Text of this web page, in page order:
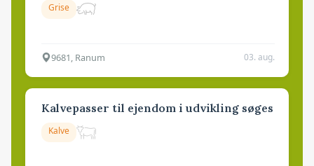
Grise
9681, Ranum 03. aug.
Kalvepasser til ejendom i udvikling søges
Kalve